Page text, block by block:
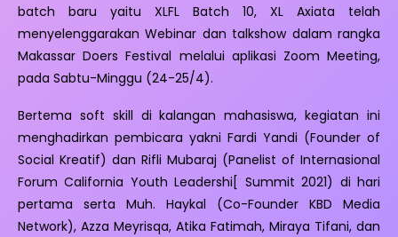
batch baru yaitu XLFL Batch 10, XL Axiata telah
menyelenggarakan Webinar dan talkshow dalam rangka
Makassar Doers Festival melalui aplikasi Zoom Meeting,
pada Sabtu-Minggu (24-25/4).
Bertema soft skill di kalangan mahasiswa, kegiatan ini
menghadirkan pembicara yakni Fardi Yandi (Founder of
Social Kreatif) dan Rifli Mubaraj (Panelist of Internasional
Forum California Youth Leadershi[ Summit 2021) di hari
pertama serta Muh. Haykal (Co-Founder KBD Media
Network), Azza Meyrisqa, Atika Fatimah, Miraya Tifani, dan